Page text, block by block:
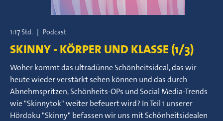
1:17 Std. | Podcast
SKINNY - KÖRPER UND KLASSE (1/3)
Woher kommt das ultradünne Schönheitsideal, das wir
heute wieder verstärkt sehen können und das durch
Abnehmspritzen, Schönheits-OPs und Social Media-Trends
wie "Skinnytok" weiter befeuert wird? In Teil 1 unserer
Hördoku "Skinny" befassen wir uns mit Schönheitsidealen